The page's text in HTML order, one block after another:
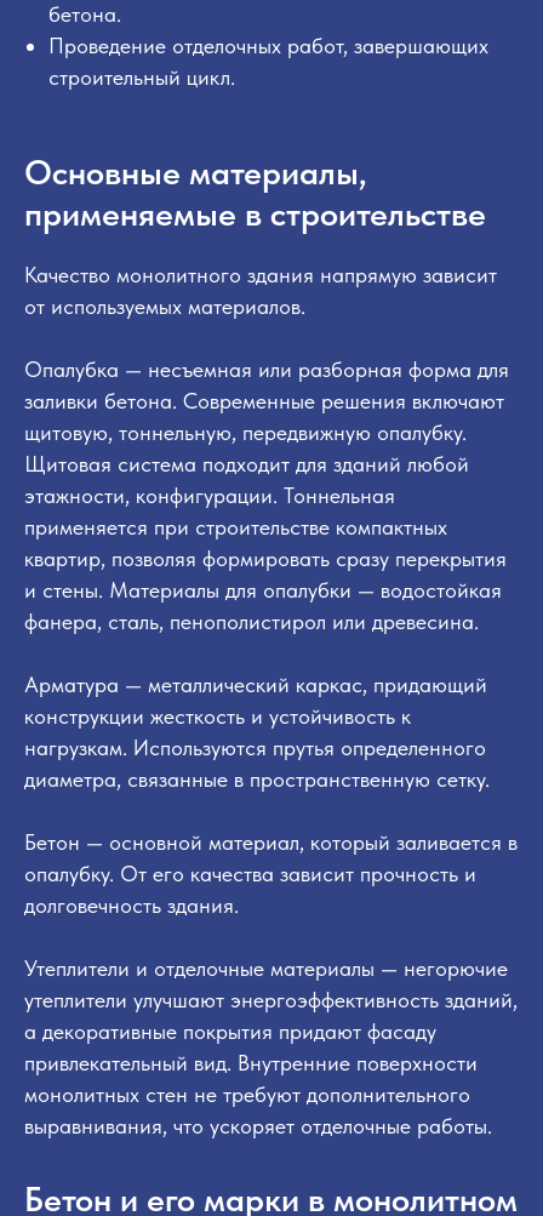
бетона.
Проведение отделочных работ, завершающих
строительный цикл.
Основные материалы,
применяемые в строительстве
Качество монолитного здания напрямую зависит
от используемых материалов.
Опалубка — несъемная или разборная форма для
заливки бетона. Современные решения включают
щитовую, тоннельную, передвижную опалубку.
Щитовая система подходит для зданий любой
этажности, конфигурации. Тоннельная
применяется при строительстве компактных
квартир, позволяя формировать сразу перекрытия
и стены. Материалы для опалубки — водостойкая
фанера, сталь, пенополистирол или древесина.
Арматура — металлический каркас, придающий
конструкции жесткость и устойчивость к
нагрузкам. Используются прутья определенного
диаметра, связанные в пространственную сетку.
Бетон — основной материал, который заливается в
опалубку. От его качества зависит прочность и
долговечность здания.
Утеплители и отделочные материалы — негорючие
утеплители улучшают энергоэффективность зданий,
а декоративные покрытия придают фасаду
привлекательный вид. Внутренние поверхности
монолитных стен не требуют дополнительного
выравнивания, что ускоряет отделочные работы.
Бетон и его марки в монолитном